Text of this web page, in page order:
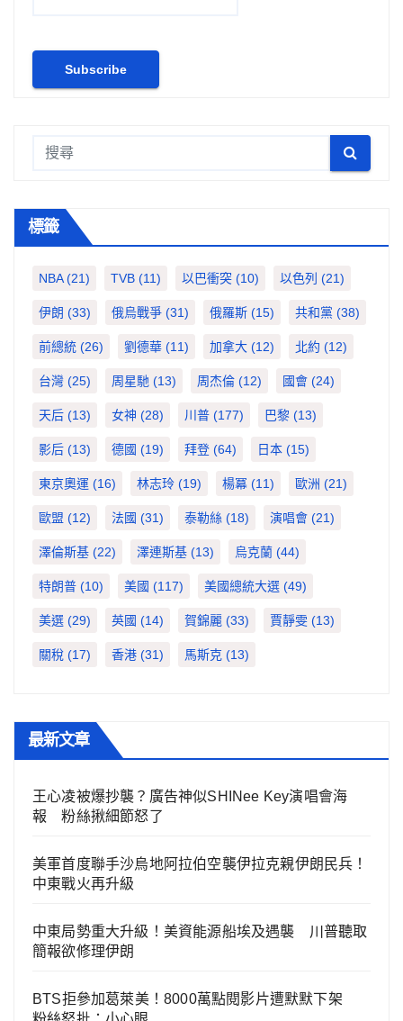
標籤
NBA(21) TVB (11) 以巴衝突 (10) 以色列 (21)
伊朗 (33) 俄烏戰爭 (31) 俄羅斯 (15) 共和黨 (38)
前總統 (26) 劉德華 (11) 加拿大 (12) 北約 (12)
台灣 (25) 周星馳 (13) 周杰倫 (12) 國會 (24)
天后 (13) 女神 (28) 川普 (177) 巴黎 (13)
影后 (13) 德國 (19) 拜登 (64) 日本 (15)
東京奧運 (16) 林志玲 (19) 楊冪 (11) 歐洲 (21)
歐盟 (12) 法國 (31) 泰勒絲 (18) 演唱會 (21)
澤倫斯基 (22) 澤連斯基 (13) 烏克蘭 (44)
特朗普 (10) 美國 (117) 美國總統大選 (49)
美選 (29) 英國 (14) 賀錦麗 (33) 賈靜雯 (13)
關稅 (17) 香港 (31) 馬斯克 (13)
最新文章
王心凌被爆抄襲？廣告神似SHINee Key演唱會海
報 粉絲揪細節怒了
美軍首度聯手沙烏地阿拉伯空襲伊拉克親伊朗民兵！
中東戰火再升級
中東局勢重大升級！美資能源船埃及遇襲 川普聽取
簡報欲修理伊朗
BTS拒參加葛萊美！8000萬點閱影片遭默默下架